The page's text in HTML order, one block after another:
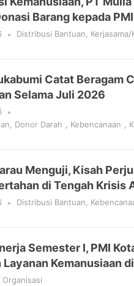
Barang kepada
Distribusi Bantuan, Kerjasama/
Catat Beragam
Selama Juli 2026
, Donor Darah , Kebencanaan ,
Menguji, Kisah
di Tengah Krisis
Distribusi Bantuan,
Semester I, PMI
Kemanusiaan
Organisasi